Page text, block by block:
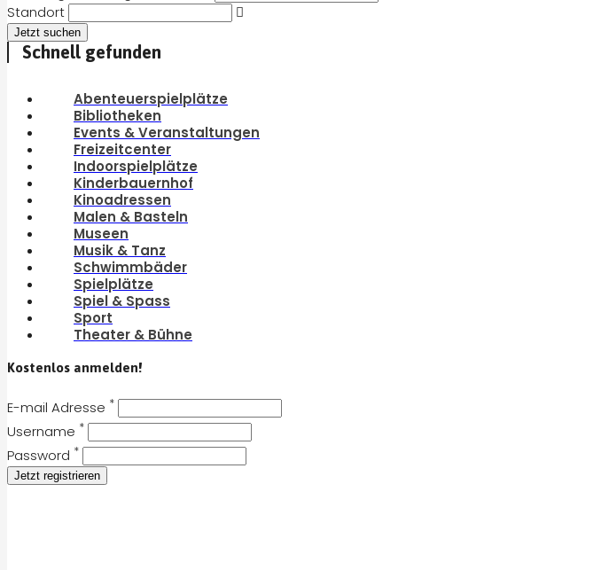
Standort
Schnell gefunden
Abenteuerspielplätze
Bibliotheken
Events & Veranstaltungen
Freizeitcenter
Indoorspielplätze
Kinderbauernhof
Kinoadressen
Malen & Basteln
Museen
Musik & Tanz
Schwimmbäder
Spielplätze
Spiel & Spass
Sport
Theater & Bühne
Kostenlos anmelden!
E-mail Adresse *
Username *
Password *
Jetzt registrieren